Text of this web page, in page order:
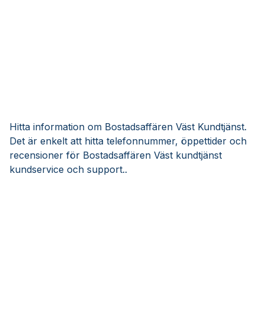
Hitta information om Bostadsaffären Väst Kundtjänst.
Det är enkelt att hitta telefonnummer, öppettider och
recensioner för Bostadsaffären Väst kundtjänst
kundservice och support..